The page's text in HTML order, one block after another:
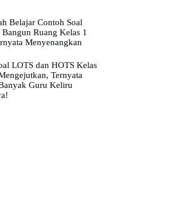
Belajar Contoh Soal
Ruang Kelas 1
Menyenangkan
LOTS dan HOTS Kelas
Ternyata
Guru Keliru